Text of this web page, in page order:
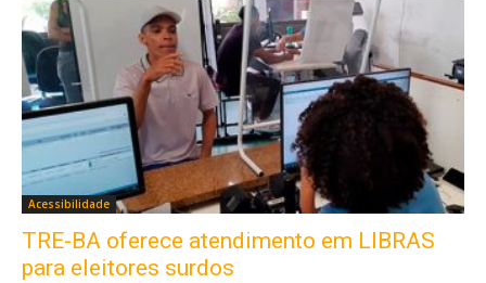
Acessibilidade
TRE-BA oferece atendimento em LIBRAS
para eleitores surdos